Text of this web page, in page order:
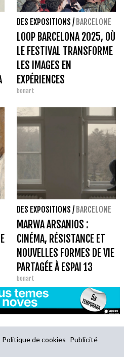
DES EXPOSITIONS / BARCELONE
LOOP BARCELONA 2025, OÙ
LE FESTIVAL TRANSFORME
LES IMAGES EN
EXPÉRIENCES
bonart
DES EXPOSITIONS / BARCELONE
MARWA ARSANIOS :
CINÉMA, RÉSISTANCE ET
NOUVELLES FORMES DE VIE
PARTAGÉE À ESPAI 13
bonart
Politique de cookies Publicité